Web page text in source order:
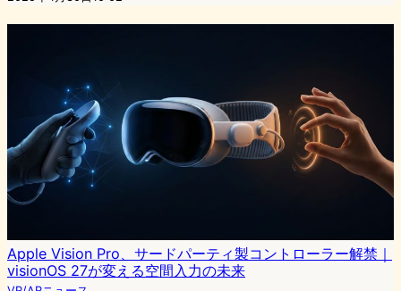
Apple Vision Pro、サードパーティ製コントローラー解禁｜
visionOS 27が変える空間入力の未来